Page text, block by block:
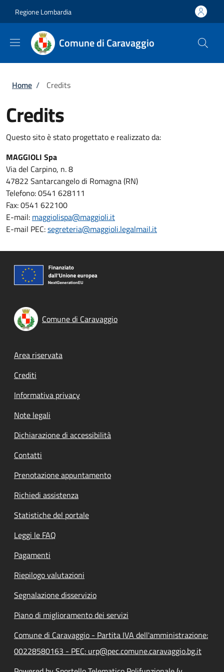
Regione Lombardia
Comune di Caravaggio
Briciole di pane
Home / Credits
Credits
Questo sito è stato progettato e realizzato da:
MAGGIOLI Spa
Via del Carpino, n. 8
47822 Santarcangelo di Romagna (RN)
Telefono: 0541 628111
Fax: 0541 622100
E-mail: maggiolispa@maggioli.it
E-mail PEC:segreteria@maggioli.legalmail.it
Comune di Caravaggio
Footer menu
Area riservata
Crediti
Informativa privacy
Note legali
Dichiarazione di accessibilità
Contatti
Prenotazione appuntamento
Richiedi assistenza
Statistiche del portale
Leggi le FAQ
Pagamenti
Riepilogo valutazioni
Segnalazione disservizio
Piano di miglioramento dei servizi
Comune di Caravaggio - Partita IVA dell'amministrazione:
00228580163 - PEC: urp@pec.comune.caravaggio.bg.it